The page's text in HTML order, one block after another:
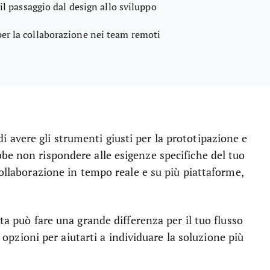
passaggio dal design allo sviluppo
la collaborazione nei team remoti
avere gli strumenti giusti per la prototipazione e
non rispondere alle esigenze specifiche del tuo
in tempo reale e su più piattaforme,
può fare una grande differenza per il tuo flusso
per aiutarti a individuare la soluzione più